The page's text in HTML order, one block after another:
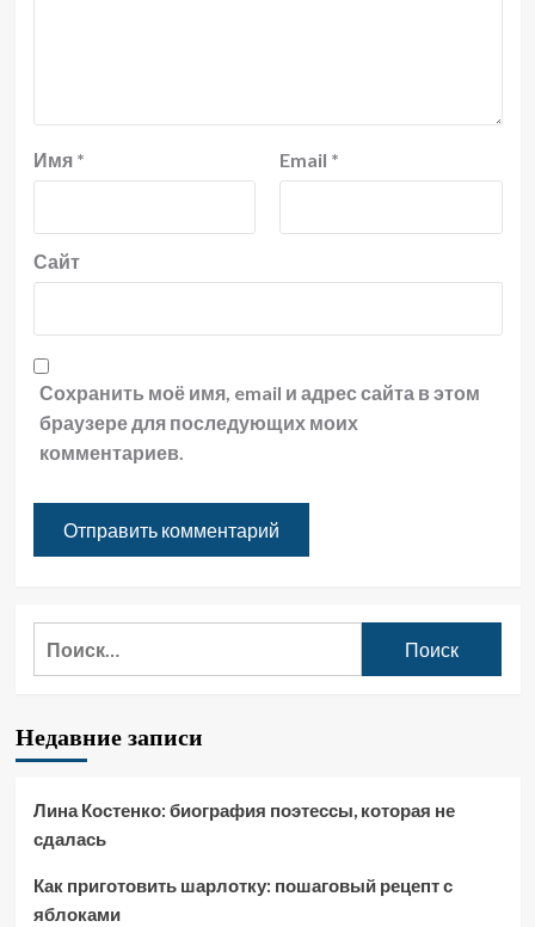
Имя * Email *
Сайт
Сохранить моё имя, email и адрес сайта в этом
браузере для последующих моих
комментариев.
Недавние записи
Лина Костенко: биография поэтессы, которая не
сдалась
Как приготовить шарлотку: пошаговый рецепт с
яблоками